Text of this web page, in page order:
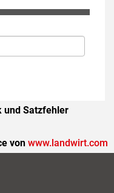
und Satzfehler
von www.landwirt.com